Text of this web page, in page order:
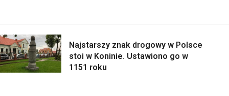
Najstarszy znak drogowy w Polsce
stoi w Koninie. Ustawiono go w
1151 roku